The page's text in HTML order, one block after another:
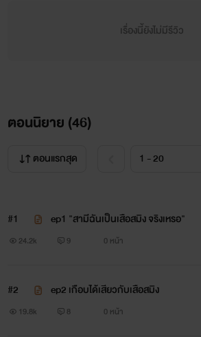
เธอมั่นใจในตัวเอง/ฉลาดเอาตัวร
แปลว่าดวงดาวแต่เรื่องนี้ขอให้เป็นสายน้
ขอแบบไม่ยุติธรรมนิดนะคะ
เรื่องนี้ยังไม่มีรีวิว
ตอนนิยาย (46)
ตอนแรกสุด
#1 ep1 "สามีฉันเป็นเสือสมิง จริงเหรอ"
24.2k 9 0 หน้า
#2 ep2 เกือบได้เสียวกับเสือสมิง
19.8k 8 0 หน้า